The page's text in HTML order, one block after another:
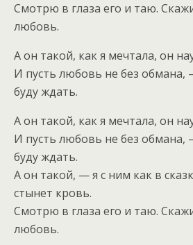
Смотрю в глаза его и таю.
любовь.
А он такой, как я мечтала, он
И пусть любовь не без обмана,
буду ждать.
А он такой, как я мечтала, он
И пусть любовь не без обмана,
буду ждать.
А он такой, — я с ним как в
стынет кровь.
Смотрю в глаза его и таю.
любовь.